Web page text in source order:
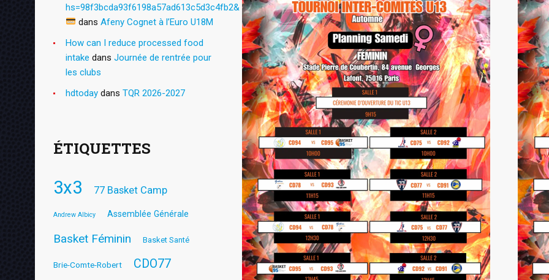
hs=98f3bcda93f6198a57ad613c5d3c4fb2&
dansAfeny Cognet à l’Euro U18M
How can I reduce processed food
intake dans Journée de rentrée pour
les clubs
hdtoday dans TQR 2026-2027
ÉTIQUETTES
3x3 77 Basket Camp
Andrew Albicy Assemblée Générale
Basket Féminin Basket Santé
Brie-Comte-Robert CDO77